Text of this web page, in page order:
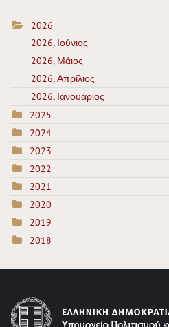
2026
2026, Ιούνιος
2026, Μάιος
2026, Απρίλιος
2026, Ιανουάριος
2025
2024
2023
2022
2021
2020
2019
2018